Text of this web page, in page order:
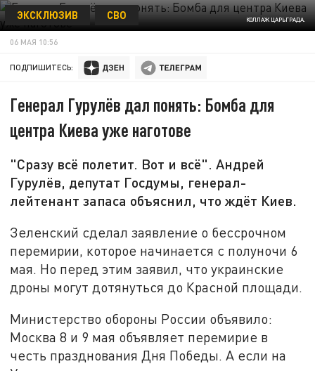
КОЛЛАЖ ЦАРЬГРАДА.
ЭКСКЛЮЗИВ СВО
06 МАЯ 10:56
ПОДПИШИТЕСЬ:
Генерал Гурулёв дал понять: Бомба для
центра Киева уже наготове
"Сразу всё полетит. Вот и всё". Андрей
Гурулёв, депутат Госдумы, генерал-
лейтенант запаса объяснил, что ждёт Киев.
Зеленский сделал заявление о бессрочном
перемирии, которое начинается с полуночи 6
мая. Но перед этим заявил, что украинские
дроны могут дотянуться до Красной площади.
Министерство обороны России объявило:
Москва 8 и 9 мая объявляет перемирие в
честь празднования Дня Победы. А если на